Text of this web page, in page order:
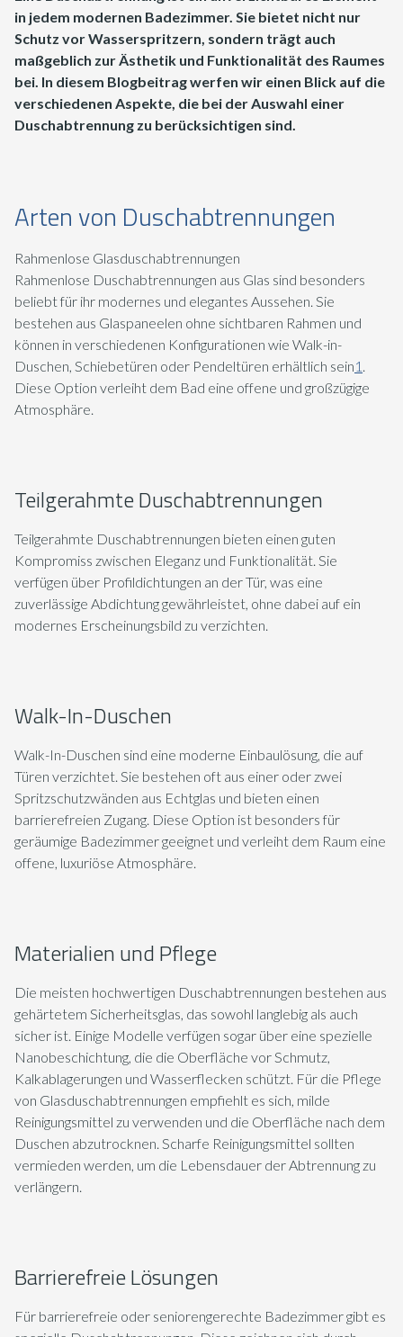
in jedem modernen Badezimmer. Sie bietet nicht nur
Schutz vor Wasserspritzern, sondern trägt auch
maßgeblich zur Ästhetik und Funktionalität des Raumes
bei. In diesem Blogbeitrag werfen wir einen Blick auf die
verschiedenen Aspekte, die bei der Auswahl einer
Duschabtrennung zu berücksichtigen sind.
Arten von Duschabtrennungen
Rahmenlose Glasduschabtrennungen
Rahmenlose Duschabtrennungen aus Glas sind besonders
beliebt für ihr modernes und elegantes Aussehen. Sie
bestehen aus Glaspaneelen ohne sichtbaren Rahmen und
können in verschiedenen Konfigurationen wie Walk-in-
Duschen, Schiebetüren oder Pendeltüren erhältlich sein1 .
Diese Option verleiht dem Bad eine offene und großzügige
Atmosphäre.
Teilgerahmte Duschabtrennungen
Teilgerahmte Duschabtrennungen bieten einen guten
Kompromiss zwischen Eleganz und Funktionalität. Sie
verfügen über Profildichtungen an der Tür, was eine
zuverlässige Abdichtung gewährleistet, ohne dabei auf ein
modernes Erscheinungsbild zu verzichten.
Walk-In-Duschen
Walk-In-Duschen sind eine moderne Einbaulösung, die auf
Türen verzichtet. Sie bestehen oft aus einer oder zwei
Spritzschutzwänden aus Echtglas und bieten einen
barrierefreien Zugang. Diese Option ist besonders für
geräumige Badezimmer geeignet und verleiht dem Raum eine
offene, luxuriöse Atmosphäre.
Materialien und Pflege
Die meisten hochwertigen Duschabtrennungen bestehen aus
gehärtetem Sicherheitsglas, das sowohl langlebig als auch
sicher ist. Einige Modelle verfügen sogar über eine spezielle
Nanobeschichtung, die die Oberfläche vor Schmutz,
Kalkablagerungen und Wasserflecken schützt. Für die Pflege
von Glasduschabtrennungen empfiehlt es sich, milde
Reinigungsmittel zu verwenden und die Oberfläche nach dem
Duschen abzutrocknen. Scharfe Reinigungsmittel sollten
vermieden werden, um die Lebensdauer der Abtrennung zu
verlängern.
Barrierefreie Lösungen
Für barrierefreie oder seniorengerechte Badezimmer gibt es